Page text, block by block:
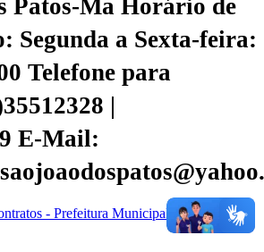
Patos-Ma Horário de
Segunda a Sexta-feira:
Telefone para
|
E-Mail:
- Prefeitura Municipal de São João